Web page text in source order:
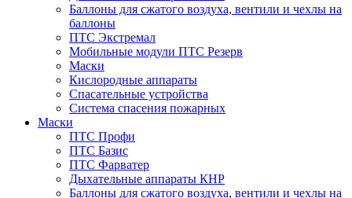
Баллоны для сжатого воздуха, вентили и чехлы на
баллоны
ПТС Экстремал
Мобильные модули ПТС Резерв
Маски
Кислородные аппараты
Спасательные устройства
Система спасения пожарных
Маски
ПТС Профи
ПТС Базис
ПТС Фарватер
Дыхательные аппараты КНР
Баллоны для сжатого воздуха, вентили и чехлы на